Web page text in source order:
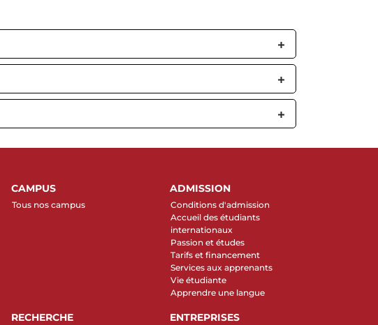
CAMPUS
Tous nos campus
ADMISSION
Conditions d'admission
Accueil des étudiants
internationaux
Passion et études
Tarifs et financement
Services aux apprenants
Vie étudiante
Apprendre une langue
RECHERCHE ENTREPRISES